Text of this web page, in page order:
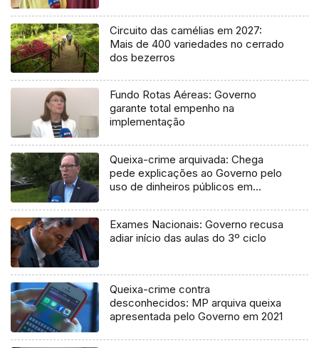
Circuito das camélias em 2027:
Mais de 400 variedades no cerrado
dos bezerros
Fundo Rotas Aéreas: Governo
garante total empenho na
implementação
Queixa-crime arquivada: Chega
pede explicações ao Governo pelo
uso de dinheiros públicos em
Exames Nacionais: Governo recusa
adiar início das aulas do 3º ciclo
Queixa-crime contra
desconhecidos: MP arquiva queixa
apresentada pelo Governo em 2021